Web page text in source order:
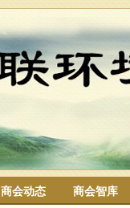
商会动态
商会智库